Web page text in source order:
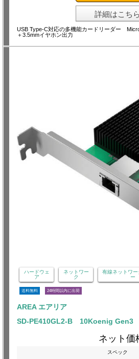
詳細はこちら
USB Type-C対応の多機能カードリーダー
＋3.5mmイヤホン出力
ハードウェ
ア
ネットワー
ク
有線ネットワー
ー
送料無料 24時間以内に出荷
AREA エアリア
SD-PE410GL2-B 10Koenig Gen3
ネット価
スペック